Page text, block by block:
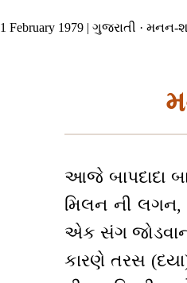
1 February 1979 | ગુજરાતી ·
આજે બાપદાદા
મિલન ની લગન,
એક સંગ
કારણે તરસ